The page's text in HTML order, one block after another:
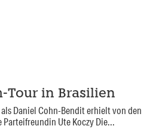
Tour in Brasilien
Daniel Cohn-Bendit erhielt von den
Ute Koczy Die...